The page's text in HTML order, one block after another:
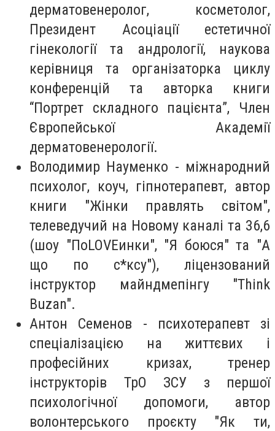
дерматовенеролог, косметолог,
Президент Асоціації естетичної
гінекології та андрології, наукова
керівниця та організаторка циклу
конференцій та авторка книги
“Портрет складного пацієнта”, Член
Європейської Академії
дерматовенерології.
Володимир Науменко - міжнародний
психолог, коуч, гіпнотерапевт, автор
книги "Жінки правлять світом",
телеведучий на Новому каналі та 36,6
(шоу "ПоLOVEинки", "Я боюся" та "А
що по с*ксу"), ліцензований
інструктор майндмепінгу "Think
Buzan".
Антон Семенов - психотерапевт зі
спеціалізацією на життєвих і
професійних кризах, тренер
інструкторів ТрО ЗСУ з першої
психологічної допомоги, автор
волонтерського проєкту "Як ти,